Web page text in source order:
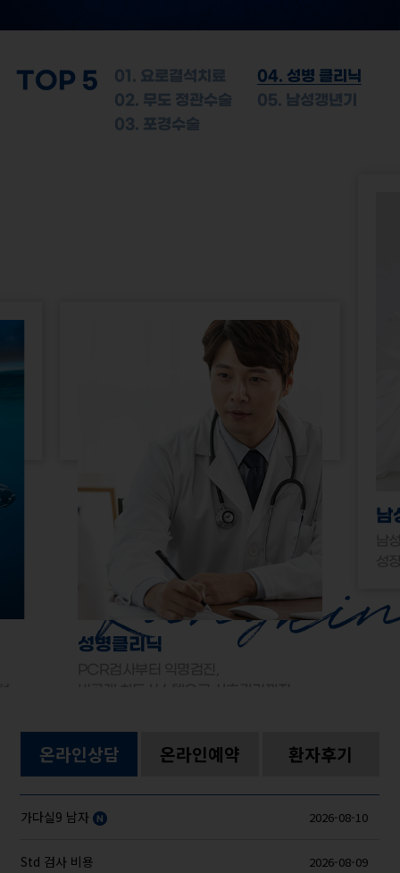
TOP 5
01. 요로결석치료
02. 무도 정관수술
03. 포경수술
04. 성병 클리닉
05. 남성갱년기
성병클리닉
남
온라인상담 온라인예약 환자후기
가다실9 남자 2026-08-10
Std 검사 비용 2026-08-09